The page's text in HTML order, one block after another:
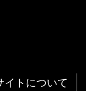
イトについて